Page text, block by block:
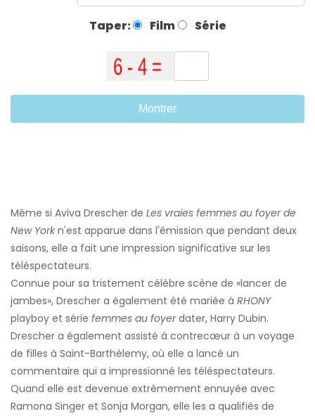
Taper: Film Série
Montrer
Même si Aviva Drescher de Les vraies femmes au foyer de
New Yorkn'est apparue dans l'émission que pendant deux
saisons, elle a fait une impression significative sur les
téléspectateurs.
Connue pour sa tristement célèbre scène de «lancer de
jambes», Drescher a également été mariée à RHONY
playboy et série femmes au foyerdater, Harry Dubin.
Drescher a également assisté à contrecœur à un voyage
de filles à Saint-Barthélemy, où elle a lancé un
commentaire qui a impressionné les téléspectateurs.
Quand elle est devenue extrêmement ennuyée avec
Ramona Singer et Sonja Morgan, elle les a qualifiés de